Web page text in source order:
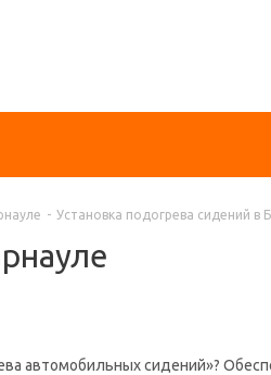
- Установка подогрева сидений в
автомобильных сидений»?